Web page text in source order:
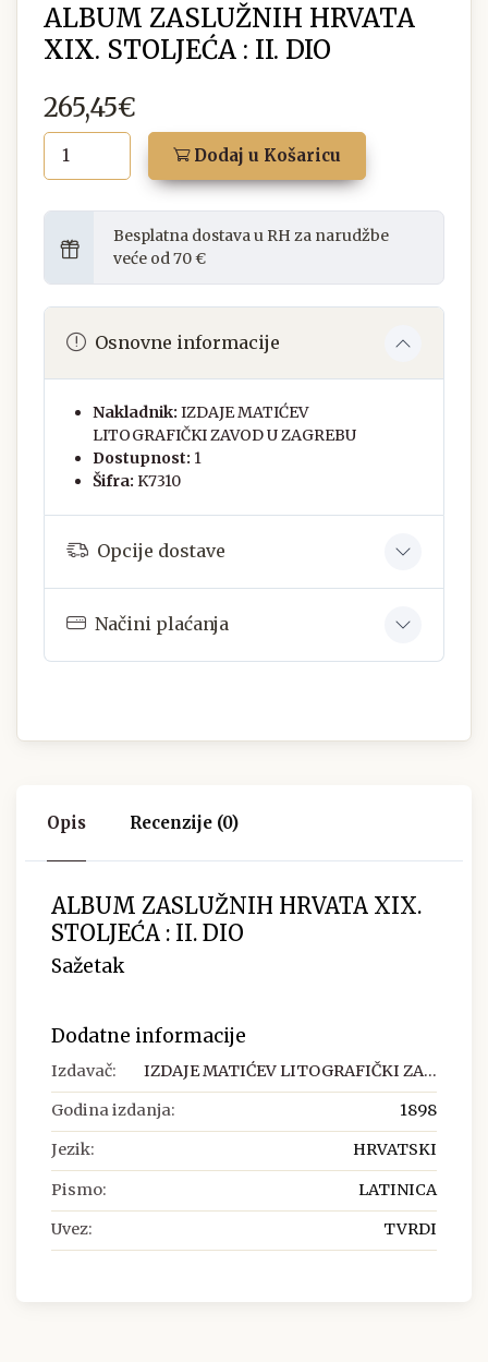
ALBUM ZASLUŽNIH HRVATA
XIX. STOLJEĆA : II. DIO
265,45€
Dodaj u Košaricu
Besplatna dostava u RH za narudžbe
veće od 70 €
Osnovne informacije
Nakladnik: IZDAJE MATIĆEV
LITOGRAFIČKI ZAVOD U ZAGREBU
Dostupnost: 1
Šifra: K7310
Opcije dostave
Načini plaćanja
Opis Recenzije (0)
ALBUM ZASLUŽNIH HRVATA XIX.
STOLJEĆA : II. DIO
Sažetak
Dodatne informacije
Izdavač: IZDAJE MATIĆEV LITOGRAFIČKI ZA...
Godina izdanja: 1898
Jezik: HRVATSKI
Pismo: LATINICA
Uvez: TVRDI